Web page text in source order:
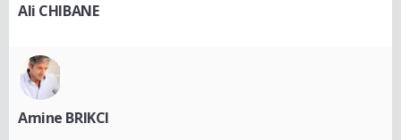
Ali CHIBANE
Amine BRIKCI